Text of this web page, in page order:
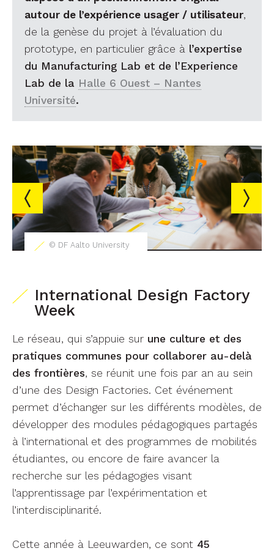
autour de l’expérience usager / utilisateur,
de la genèse du projet à l’évaluation du
prototype, en particulier grâce à l’expertise
du Manufacturing Lab et de l’Experience
Lab de la Halle 6 Ouest – Nantes
Université.
© DF Aalto University
International Design Factory
Week
Le réseau, qui s’appuie sur une culture et des
pratiques communes pour collaborer au-delà
des frontières, se réunit une fois par an au sein
d’une des Design Factories. Cet événement
permet d’échanger sur les différents modèles, de
développer des modules pédagogiques partagés
à l’international et des programmes de mobilités
étudiantes, ou encore de faire avancer la
recherche sur les pédagogies visant
l’apprentissage par l’expérimentation et
l’interdisciplinarité.
Cette année à Leeuwarden, ce sont 45